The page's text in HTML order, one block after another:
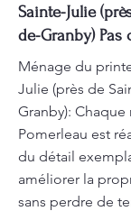
Sainte-Julie
de-Granby) Pas
Ménage du
Julie (près de
Granby):
Pomerleau est
du détail
améliorer la
sans perdre de